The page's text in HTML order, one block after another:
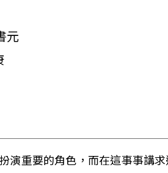
元
演重要的角色，而在這事事